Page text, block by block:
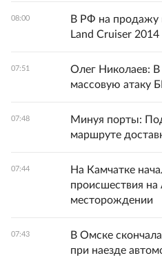
08:00
В РФ на продажу
Land Cruiser
07:51
Олег Николаев:
массовую атаку
07:48
Минуя порты:
маршруте
07:44
На Камчатке
происшествия на
месторождении
07:43
В Омске
при наезде